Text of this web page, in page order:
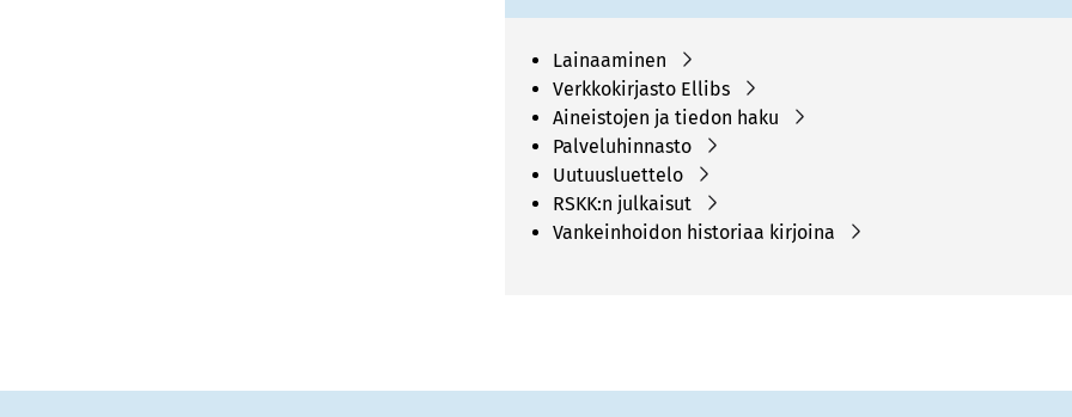
Lainaaminen
Verkkokirjasto Ellibs
Aineistojen ja tiedon haku
Palveluhinnasto
Uutuusluettelo
RSKK:n julkaisut
Vankeinhoidon historiaa kirjoina